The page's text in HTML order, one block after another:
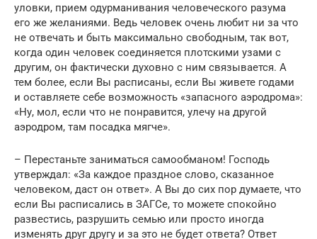
уловки, прием одурманивания человеческого разума
его же желаниями. Ведь человек очень любит ни за что
не отвечать и быть максимально свободным, так вот,
когда один человек соединяется плотскими узами с
другим, он фактически духовно с ним связывается. А
тем более, если Вы расписаны, если Вы живете годами
и оставляете себе возможность «запасного аэродрома»:
«Ну, мол, если что не понравится, улечу на другой
аэродром, там посадка мягче».
– Перестаньте заниматься самообманом! Господь
утверждал: «За каждое праздное слово, сказанное
человеком, даст он ответ». А Вы до сих пор думаете, что
если Вы расписались в ЗАГСе, то можете спокойно
развестись, разрушить семью или просто иногда
изменять друг другу и за это не будет ответа? Ответ